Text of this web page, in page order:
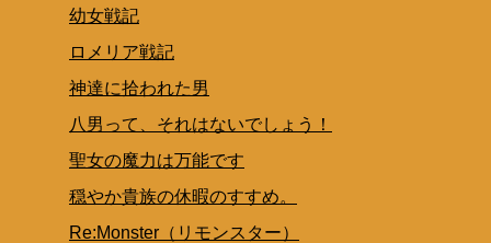
幼女戦記
ロメリア戦記
神達に拾われた男
八男って、それはないでしょう！
聖女の魔力は万能です
穏やか貴族の休暇のすすめ。
Re:Monster（リモンスター）